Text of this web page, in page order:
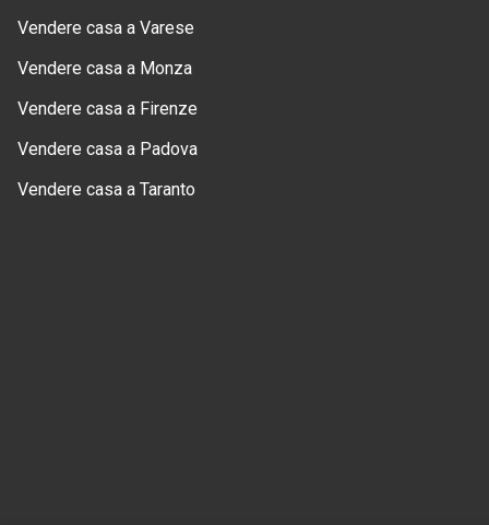
Vendere casa a Varese
Vendere casa a Monza
Vendere casa a Firenze
Vendere casa a Padova
Vendere casa a Taranto